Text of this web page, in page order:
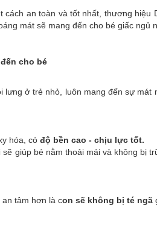
cách an toàn và tốt nhất, thương
mát sẽ mang đến cho bé giấc ngủ
cho bé
lưng ở trẻ nhỏ, luôn mang đến sự
hóa, có độ bền cao - chịu lực tốt.
giúp bé nằm thoải mái và không bị
tâm hơn là con sẽ không bị té ngã